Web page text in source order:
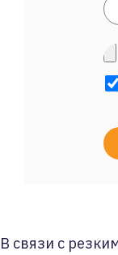
В связи с